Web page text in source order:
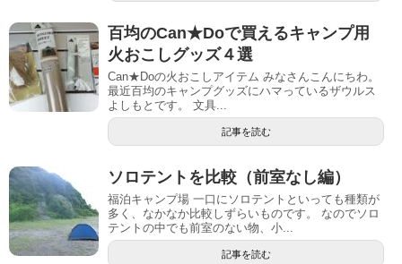
百均のCan★Doで買えるキャンプ用
火おこしグッズ４選
Can★Doの火おこしアイテム みなさんこんにちわ。
最近百均のキャンプグッズにハマっているザウルス
よしもとです。 文具...
記事を読む
ソロテントを比較（前室なし編）
福泊キャンプ場 一口にソロテントといっても種類が
多く、なかなか比較しずらいものです。 なのでソロ
テントの中でも前室のない物、小...
記事を読む